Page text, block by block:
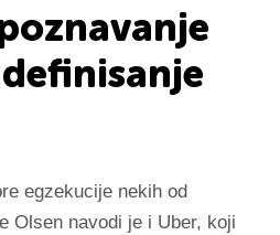
egzekucije nekih od
Olsen navodi je i Uber, koji